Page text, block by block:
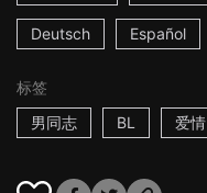
Deutsch Español
标签
男同志
BL 爱情